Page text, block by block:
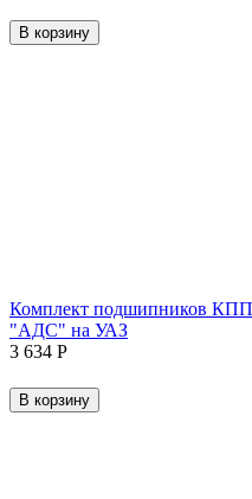
В корзину
Комплект подшипников КПП
"АДС" на УАЗ
3 634 Р
В корзину